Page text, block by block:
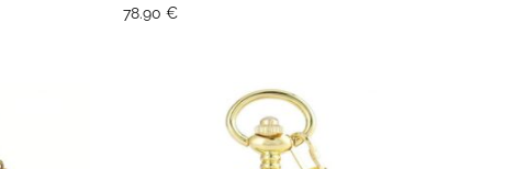
78.90 €